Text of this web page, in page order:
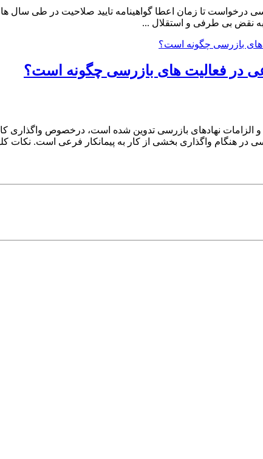
درخواست تا زمان اعطا گواهینامه تایید صلاحیت در طی
نقض بی طرفی و استقلال ...
در فعالیت های بازرسی چگونه است؟
در هنگام واگذاری بخشی از کار به پیمانکار فرعی است. نکات